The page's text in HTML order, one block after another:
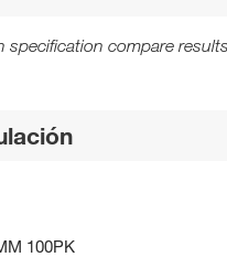
specification compare
100PK